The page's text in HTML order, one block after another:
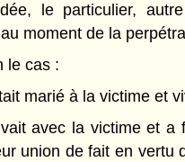
le particulier,
moment de la
le cas :
marié à la victime et
avec la victime et a
union de fait en vertu